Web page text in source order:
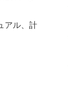
アル、計